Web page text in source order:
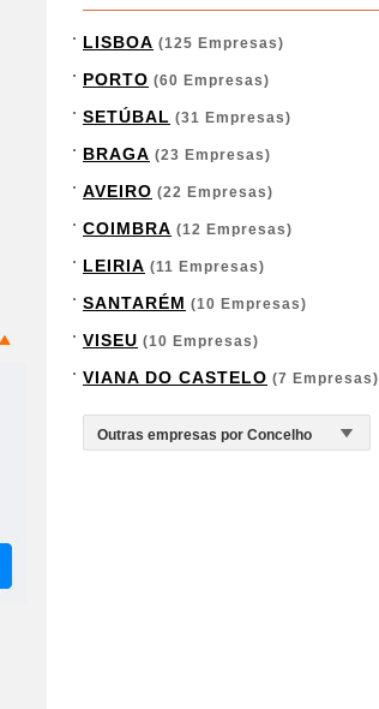
LISBOA (125 Empresas)
PORTO (60 Empresas)
SETÚBAL (31 Empresas)
BRAGA (23 Empresas)
AVEIRO (22 Empresas)
COIMBRA (12 Empresas)
LEIRIA (11 Empresas)
SANTARÉM (10 Empresas)
VISEU (10 Empresas)
VIANA DO CASTELO (7 Empresas)